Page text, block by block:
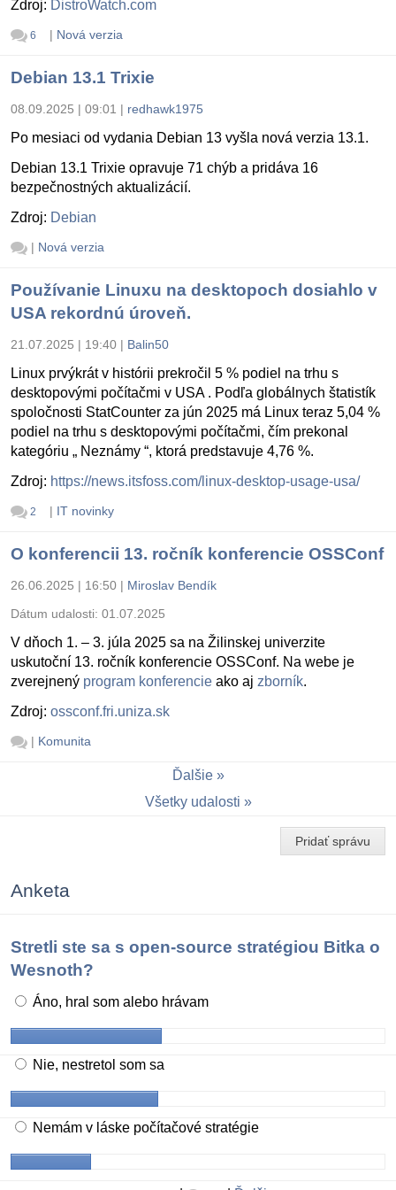
Zdroj: DistroWatch.com
6 | Nová verzia
Debian 13.1 Trixie
08.09.2025 | 09:01 | redhawk1975
Po mesiaci od vydania Debian 13 vyšla nová verzia 13.1.
Debian 13.1 Trixie opravuje 71 chýb a pridáva 16
bezpečnostných aktualizácií.
Zdroj: Debian
| Nová verzia
Používanie Linuxu na desktopoch dosiahlo v
USA rekordnú úroveň.
21.07.2025 | 19:40 | Balin50
Linux prvýkrát v histórii prekročil 5 % podiel na trhu s
desktopovými počítačmi v USA . Podľa globálnych štatistík
spoločnosti StatCounter za jún 2025 má Linux teraz 5,04 %
podiel na trhu s desktopovými počítačmi, čím prekonal
kategóriu „ Neznámy “, ktorá predstavuje 4,76 %.
Zdroj: https://news.itsfoss.com/linux-desktop-usage-usa/
2 | IT novinky
O konferencii 13. ročník konferencie OSSConf
26.06.2025 | 16:50 | Miroslav Bendík
Dátum udalosti: 01.07.2025
V dňoch 1. – 3. júla 2025 sa na Žilinskej univerzite
uskutoční 13. ročník konferencie OSSConf. Na webe je
zverejnený program konferencie ako aj zborník.
Zdroj: ossconf.fri.uniza.sk
| Komunita
Ďalšie
Všetky udalosti
Pridať správu
Anketa
Stretli ste sa s open-source stratégiou Bitka o
Wesnoth?
Áno, hral som alebo hrávam
Nie, nestretol som sa
Nemám v láske počítačové stratégie